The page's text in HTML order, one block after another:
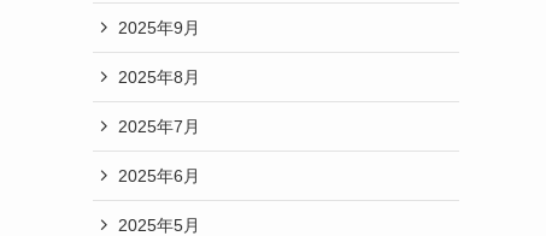
2025年9月
2025年8月
2025年7月
2025年6月
2025年5月